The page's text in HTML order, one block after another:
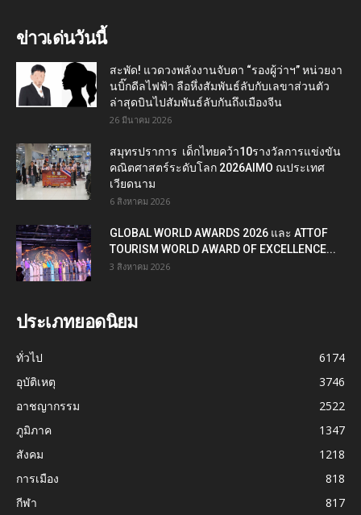
ข่าวเด่นวันนี้
สะพัด! แวดวงพลังงานจับตา “รองผู้ว่าฯ” หน่วยงา
นบิ๊กดีลไฟฟ้า ลือหึ่งสัมพันธ์ลับกับเลขาส่วนตัว
ล่าสุดบินไปสัมพันธ์ลับกันถึงเมืองจีน
26 มีนาคม 2026
สมุทรปราการ เด็กไทยคว้า10รางวัลการแข่งขัน
คณิตศาสตร์ระดับโลก 2026AIMO ณประเทศ
เวียดนาม
6 สิงหาคม 2026
GLOBAL WORLD AWARDS 2026 และ ATTOF
TOURISM WORLD AWARD OF EXCELLENCE...
3 สิงหาคม 2026
ประเภทยอดนิยม
ทั่วไป
6174
อุบัติเหตุ
3746
อาชญากรรม
2522
ภูมิภาค
1347
สังคม
1218
การเมือง
818
กีฬา
817